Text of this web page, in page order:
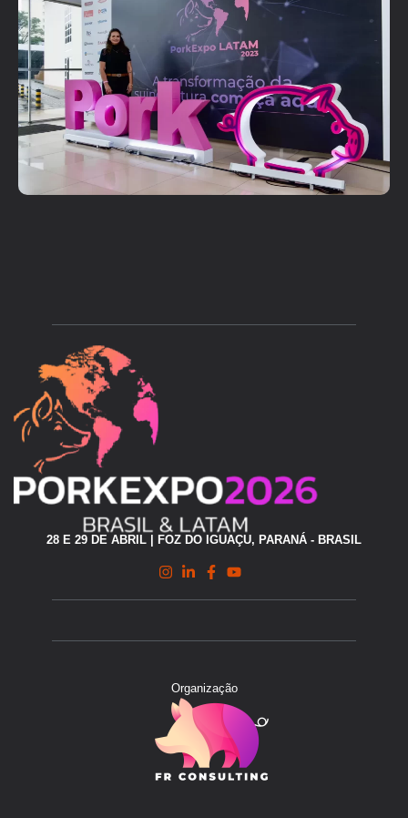
28 E 29 DE ABRIL | FOZ DO IGUAÇU, PARANÁ - BRASIL
Organização